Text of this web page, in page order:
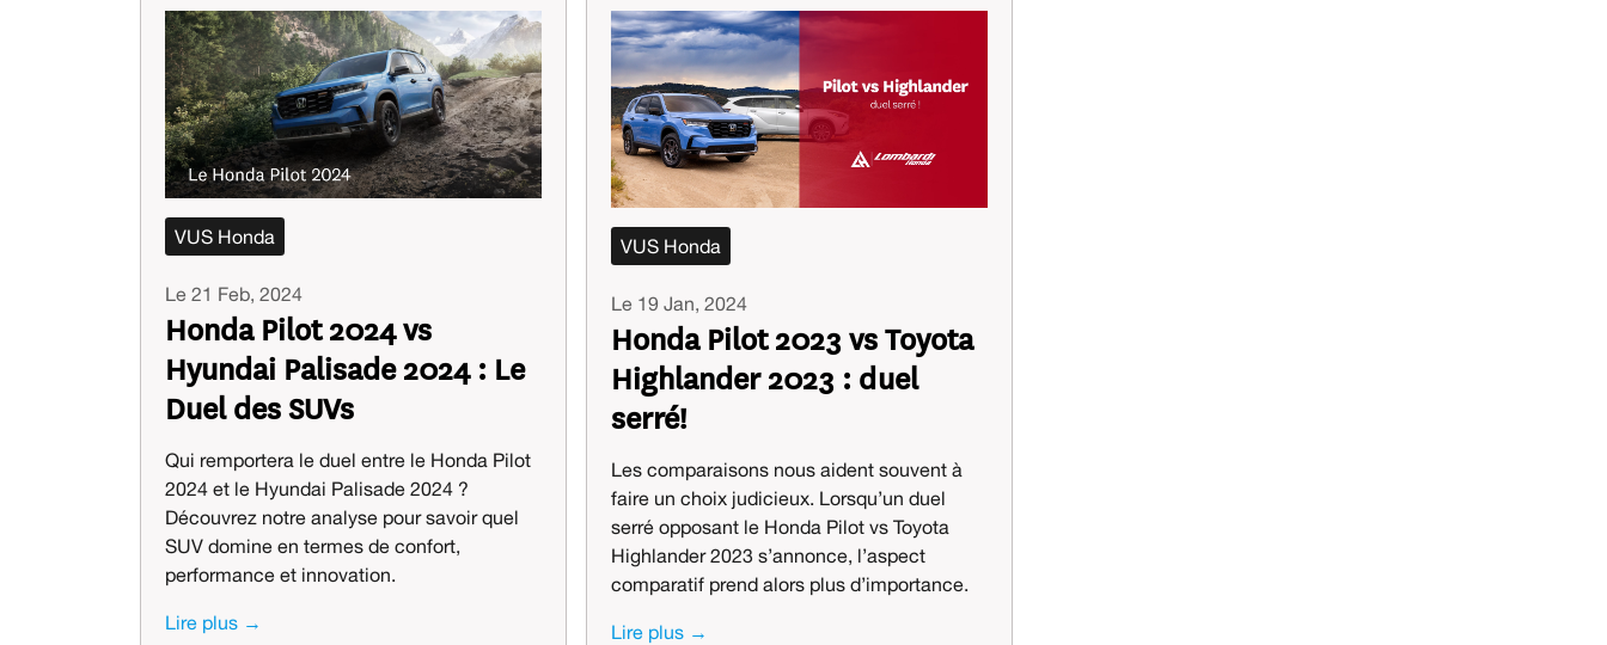
VUS Honda
Le 21 Feb, 2024
Honda Pilot 2024 vs
Hyundai Palisade 2024 : Le
Duel des SUVs
Qui remportera le duel entre le Honda Pilot
2024 et le Hyundai Palisade 2024 ?
Découvrez notre analyse pour savoir quel
SUV domine en termes de confort,
performance et innovation.
Lire plus →
VUS Honda
Le 19 Jan, 2024
Honda Pilot 2023 vs Toyota
Highlander 2023 : duel
serré!
Les comparaisons nous aident souvent à
faire un choix judicieux. Lorsqu’un duel
serré opposant le Honda Pilot vs Toyota
Highlander 2023 s’annonce, l’aspect
comparatif prend alors plus d’importance.
Lire plus →